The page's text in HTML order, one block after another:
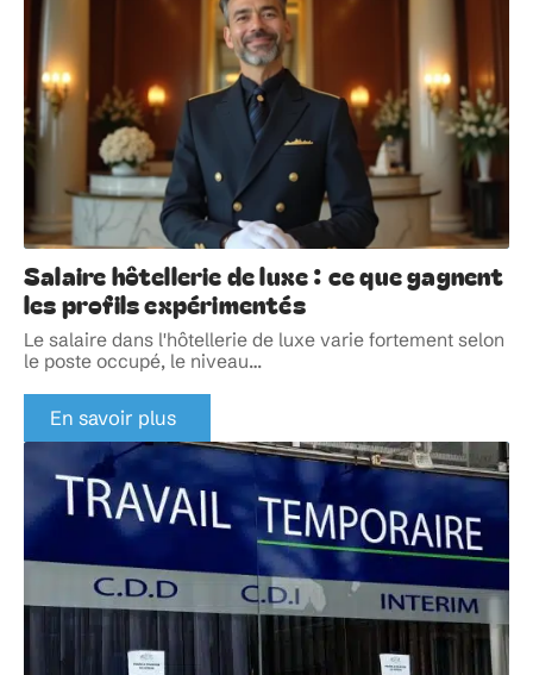
Salaire hôtellerie de luxe : ce que gagnent
les profils expérimentés
Le salaire dans l'hôtellerie de luxe varie fortement selon
le poste occupé, le niveau…
En savoir plus